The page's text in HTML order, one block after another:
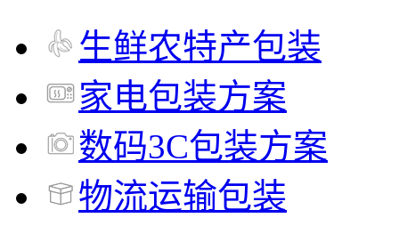
生鲜农特产包装
家电包装方案
数码3C包装方案
物流运输包装